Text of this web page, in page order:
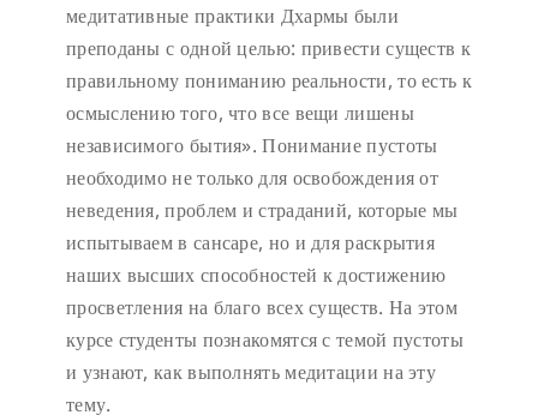
медитативные практики Дхармы были
преподаны с одной целью: привести существ к
правильному пониманию реальности, то есть к
осмыслению того, что все вещи лишены
независимого бытия». Понимание пустоты
необходимо не только для освобождения от
неведения, проблем и страданий, которые мы
испытываем в сансаре, но и для раскрытия
наших высших способностей к достижению
просветления на благо всех существ. На этом
курсе студенты познакомятся с темой пустоты
и узнают, как выполнять медитации на эту
тему.